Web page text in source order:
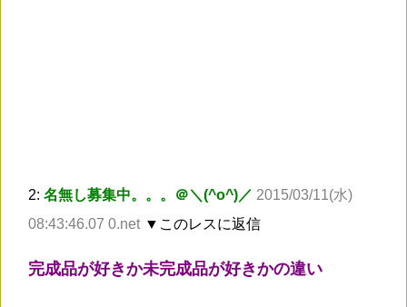
2: 名無し募集中。。。＠＼(^o^)／ 2015/03/11(水)
08:43:46.07 0.net ▼このレスに返信
完成品が好きか未完成品が好きかの違い